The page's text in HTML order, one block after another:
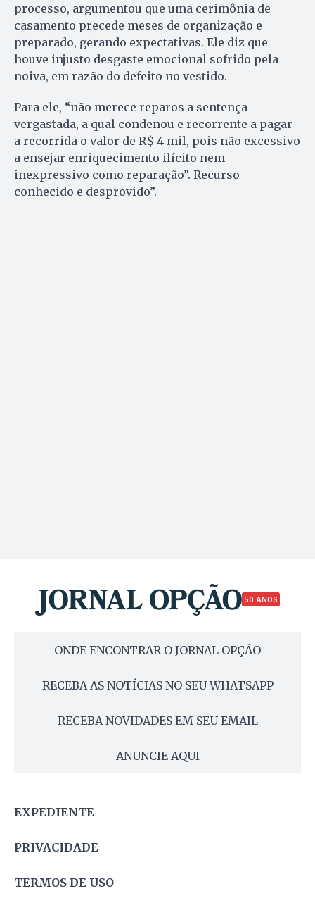
processo, argumentou que uma cerimônia de
casamento precede meses de organização e
preparado, gerando expectativas. Ele diz que
houve injusto desgaste emocional sofrido pela
noiva, em razão do defeito no vestido.
Para ele, “não merece reparos a sentença
vergastada, a qual condenou e recorrente a pagar
a recorrida o valor de R$ 4 mil, pois não excessivo
a ensejar enriquecimento ilícito nem
inexpressivo como reparação”. Recurso
conhecido e desprovido”.
50 ANOS
ONDE ENCONTRAR O JORNAL OPÇÃO
RECEBA AS NOTÍCIAS NO SEU WHATSAPP
RECEBA NOVIDADES EM SEU EMAIL
ANUNCIE AQUI
EXPEDIENTE
PRIVACIDADE
TERMOS DE USO